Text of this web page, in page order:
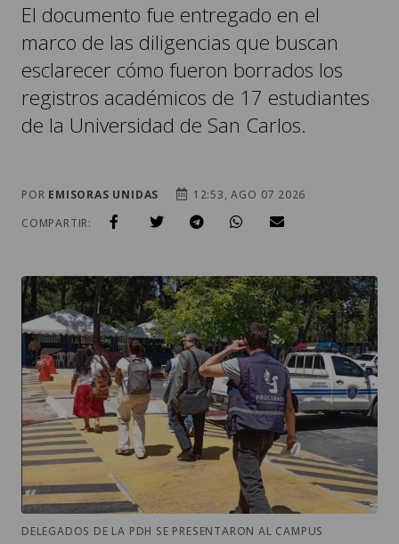
El documento fue entregado en el
marco de las diligencias que buscan
esclarecer cómo fueron borrados los
registros académicos de 17 estudiantes
de la Universidad de San Carlos.
POR EMISORAS UNIDAS
12:53, AGO 07 2026
COMPARTIR:
DELEGADOS DE LA PDH SE PRESENTARON AL CAMPUS